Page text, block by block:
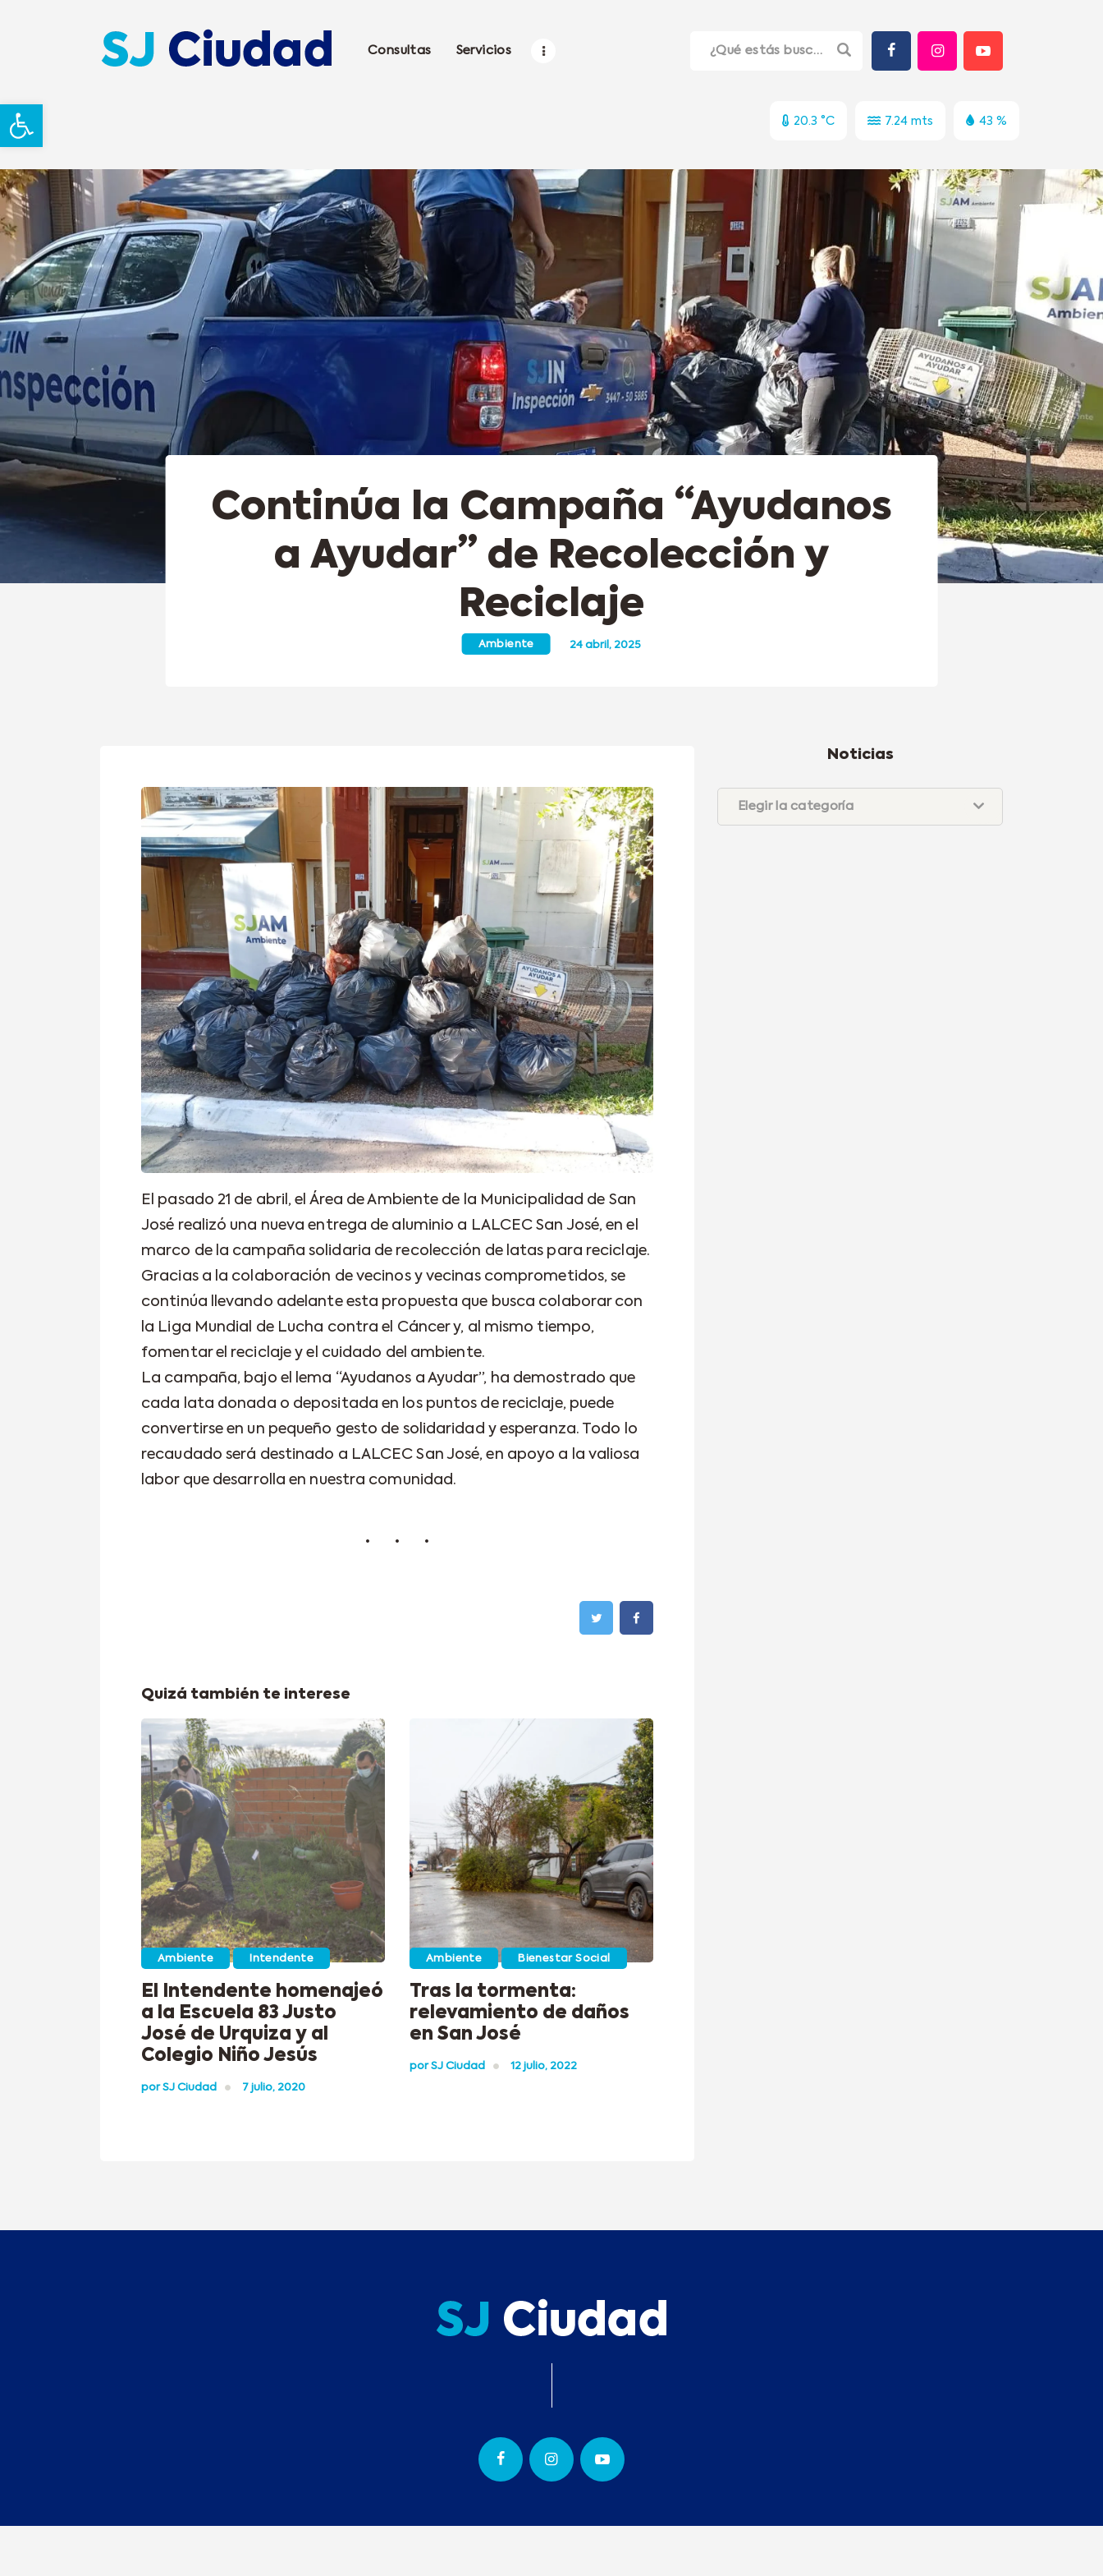
Abrir barra de herramientas
Consultas Servicios
20.3 °C 7.24 mts 43 %
Continúa la Campaña “Ayudanos
a Ayudar” de Recolección y
Reciclaje
Ambiente 24 abril, 2025
El pasado 21 de abril, el Área de Ambiente de la Municipalidad de San
José realizó una nueva entrega de aluminio a LALCEC San José, en el
marco de la campaña solidaria de recolección de latas para reciclaje.
Gracias a la colaboración de vecinos y vecinas comprometidos, se
continúa llevando adelante esta propuesta que busca colaborar con
la Liga Mundial de Lucha contra el Cáncer y, al mismo tiempo,
fomentar el reciclaje y el cuidado del ambiente.
La campaña, bajo el lema “Ayudanos a Ayudar”, ha demostrado que
cada lata donada o depositada en los puntos de reciclaje, puede
convertirse en un pequeño gesto de solidaridad y esperanza. Todo lo
recaudado será destinado a LALCEC San José, en apoyo a la valiosa
labor que desarrolla en nuestra comunidad.
Quizá también te interese
Ambiente Intendente
El Intendente homenajeó
a la Escuela 83 Justo
José de Urquiza y al
Colegio Niño Jesús
porSJ Ciudad 7 julio, 2020
Ambiente Bienestar Social
Tras la tormenta:
relevamiento de daños
en San José
porSJ Ciudad 12 julio, 2022
Noticias